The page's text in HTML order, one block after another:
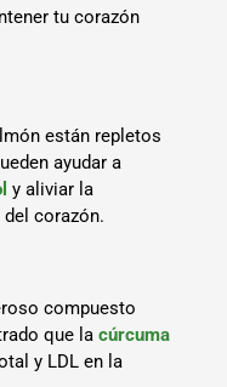
tu corazón
están repletos
ayudar a
y aliviar la
corazón.
compuesto
que lacúrcuma
y LDL en la